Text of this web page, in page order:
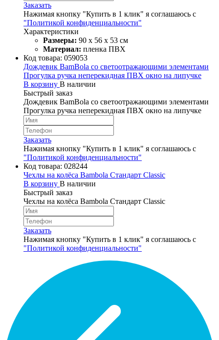
Заказать
Нажимая кнопку "Купить в 1 клик" я соглашаюсь с
"Политикой конфиденциальности"
Характеристики
Размеры: 90 х 56 х 53 см
Материал: пленка ПВХ
Код товара: 059053
Дождевик BamBola со светоотражающими элементами
Прогулка ручка неперекидная ПВХ окно на липучке
В корзину В наличии
Быстрый заказ
Дождевик BamBola со светоотражающими элементами
Прогулка ручка неперекидная ПВХ окно на липучке
Заказать
Нажимая кнопку "Купить в 1 клик" я соглашаюсь с
"Политикой конфиденциальности"
Код товара: 028244
Чехлы на колёса Bambola Стандарт Classic
В корзину В наличии
Быстрый заказ
Чехлы на колёса Bambola Стандарт Classic
Заказать
Нажимая кнопку "Купить в 1 клик" я соглашаюсь с
"Политикой конфиденциальности"